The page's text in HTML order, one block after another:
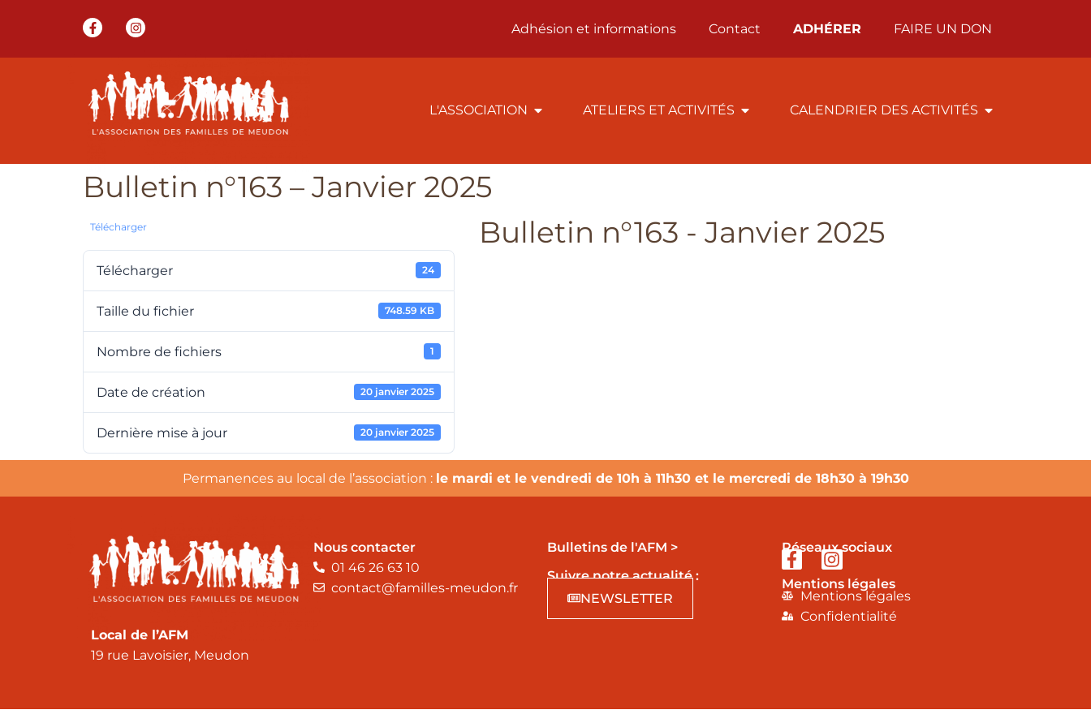
Adhésion et informations Contact ADHÉRER FAIRE UN DON
L'ASSOCIATION ATELIERS ET ACTIVITÉS CALENDRIER DES ACTIVITÉS
Bulletin n°163 – Janvier 2025
Télécharger
Télécharger 24
Taille du fichier 748.59 KB
Nombre de fichiers 1
Date de création 20 janvier 2025
Dernière mise à jour 20 janvier 2025
Bulletin n°163 - Janvier 2025
Permanences au local de l’association : le mardi et le vendredi de 10h à 11h30 et le mercredi de 18h30 à 19h30
Local de l’AFM
19 rue Lavoisier, Meudon
Nous contacter
01 46 26 63 10
contact@familles-meudon.fr
Bulletins de l'AFM >
Suivre notre actualité :
NEWSLETTER
Réseaux sociaux
Mentions légales
Mentions légales
Confidentialité